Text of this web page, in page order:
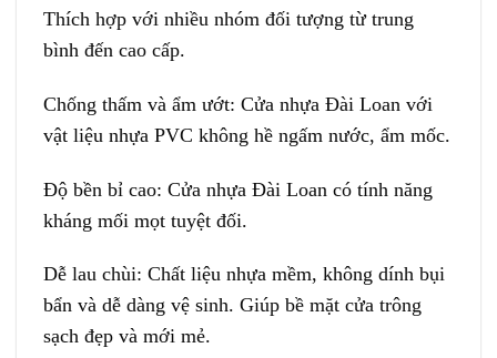
Thích hợp với nhiều nhóm đối tượng từ trung
bình đến cao cấp.
Chống thấm và ẩm ướt: Cửa nhựa Đài Loan với
vật liệu nhựa PVC không hề ngấm nước, ẩm mốc.
Độ bền bỉ cao: Cửa nhựa Đài Loan có tính năng
kháng mối mọt tuyệt đối.
Dễ lau chùi: Chất liệu nhựa mềm, không dính bụi
bẩn và dễ dàng vệ sinh. Giúp bề mặt cửa trông
sạch đẹp và mới mẻ.